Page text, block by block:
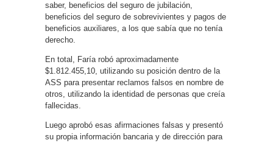
saber, beneficios del seguro de jubilación,
beneficios del seguro de sobrevivientes y pagos de
beneficios auxiliares, a los que sabía que no tenía
derecho.
En total, Faría robó aproximadamente
$1.812.455,10, utilizando su posición dentro de la
ASS para presentar reclamos falsos en nombre de
otros, utilizando la identidad de personas que creía
fallecidas.
Luego aprobó esas afirmaciones falsas y presentó
su propia información bancaria y de dirección para